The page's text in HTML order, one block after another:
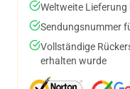
Weltweite Lieferung
Sendungsnummer
Vollständige
erhalten wurde